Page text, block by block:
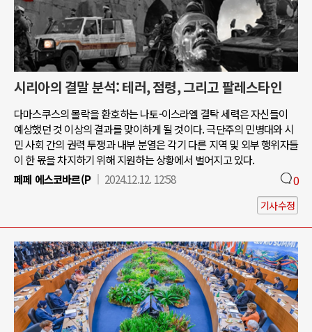
시리아의 결말 분석: 테러, 점령, 그리고 팔레스타인
다마스쿠스의 몰락을 환호하는 나토-이스라엘 결탁 세력은 자신들이
예상했던 것 이상의 결과를 맞이하게 될 것이다. 극단주의 민병대와 시
민 사회 간의 권력 투쟁과 내부 분열은 각기 다른 지역 및 외부 행위자들
이 한 몫을 차지하기 위해 지원하는 상황에서 벌어지고 있다.
페페 에스코바르(P
2024.12.12. 12:58 0
기사수정